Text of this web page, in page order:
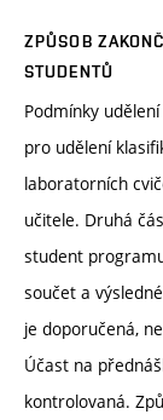
ZPŮSOB
STUDENTŮ
Podmínky
pro udělení
laboratorních
učitele. Druhá
student
součet a
je doporučená,
Účast na
kontrolovaná.